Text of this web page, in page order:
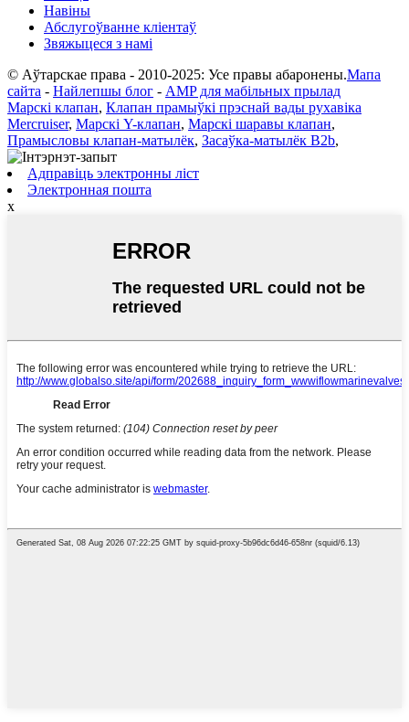
Навіны
Абслугоўванне кліентаў
Звяжыцеся з намі
© Аўтарскае права - 2010-2025: Усе правы абаронены.Мапа
сайта - Найлепшы блог - AMP для мабільных прылад
Марскі клапан, Клапан прамыўкі прэснай вады рухавіка
Mercruiser, Марскі Y-клапан, Марскі шаравы клапан,
Прамысловы клапан-матылёк, Засаўка-матылёк B2b,
Адправіць электронны ліст
Электронная пошта
x